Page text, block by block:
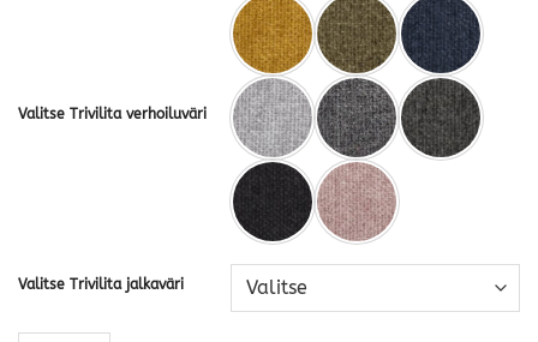
Valitse Trivilita verhoiluväri
Valitse Trivilita jalkaväri